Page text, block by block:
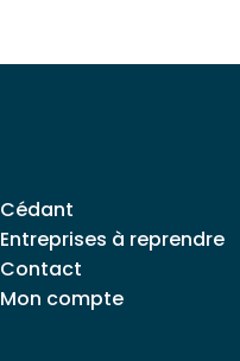
Cédant
Entreprises à reprendre
Contact
Mon compte